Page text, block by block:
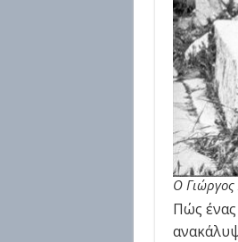
Ο Γιώργος
Πώς ένας